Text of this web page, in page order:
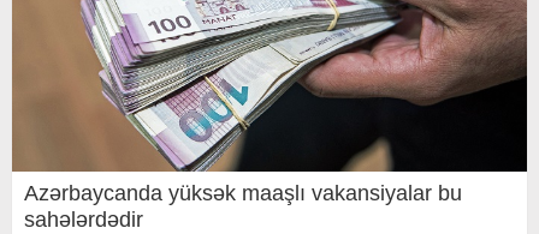
Azərbaycanda yüksək maaşlı vakansiyalar bu
sahələrdədir